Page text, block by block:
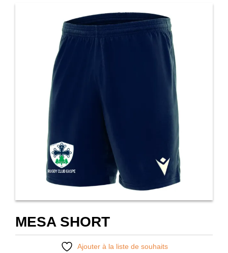
MESA SHORT
Ajouter à la liste de souhaits